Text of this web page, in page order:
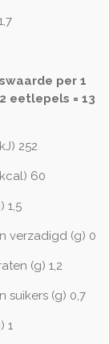
per 1
eetlepels = 13
252
60
1,5
verzadigd (g) 0
(g) 1,2
suikers (g) 0,7
1